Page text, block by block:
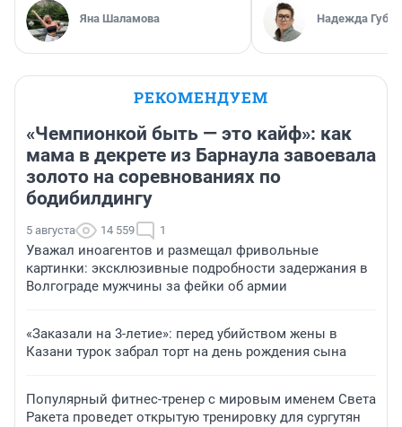
Яна Шаламова Надежда
РЕКОМЕНДУЕМ
«Чемпионкой быть — это кайф»: как
мама в декрете из Барнаула завоевала
золото на соревнованиях по
бодибилдингу
5 августа 14 559 1
Уважал иноагентов и размещал фривольные
картинки: эксклюзивные подробности задержания в
Волгограде мужчины за фейки об армии
«Заказали на 3-летие»: перед убийством жены в
Казани турок забрал торт на день рождения сына
Популярный фитнес-тренер с мировым именем Света
Ракета проведет открытую тренировку для сургутян